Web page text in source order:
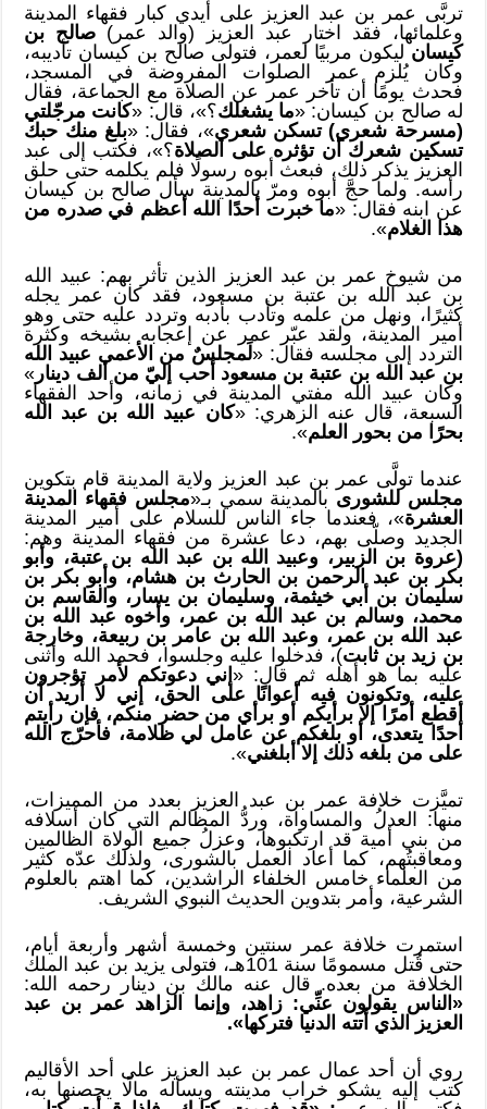
تربَّى عمر بن عبد العزيز على أيدي كبار فقهاء المدينة
وعلمائها، فقد اختار عبد العزيز (والد عمر) صالح بن
كيسان ليكون مربيًا لعمر، فتولى صالح بن كيسان تأديبه،
وكان يُلزم عمر الصلوات المفروضة في المسجد،
فحدث يومًا أن تأخر عمر عن الصلاة مع الجماعة، فقال
له صالح بن كيسان: «ما يشغلك؟»، قال: «كانت مرجّلتي
(مسرحة شعري) تسكن شعري»، فقال: «بلغ منك حبك
تسكين شعرك أن تؤثره على الصلاة؟»، فكتب إلى عبد
العزيز يذكر ذلك، فبعث أبوه رسولًا فلم يكلمه حتى حلق
رأسه. ولما حجَّ أبوه ومرّ بالمدينة سأل صالح بن كيسان
عن ابنه فقال: «ما خبرت أحدًا الله أعظم في صدره من
هذا الغلام».
من شيوخ عمر بن عبد العزيز الذين تأثر بهم: عبيد الله
بن عبد الله بن عتبة بن مسعود، فقد كان عمر يجله
كثيرًا، ونهل من علمه وتأدب بأدبه وتردد عليه حتى وهو
أمير المدينة، ولقد عبّر عمر عن إعجابه بشيخه وكثرة
التردد إلى مجلسه فقال: «لَمجلسٌ من الأعمى عبيد الله
بن عبد الله بن عتبة بن مسعود أحب إليّ من ألف دينار »
وكان عبيد الله مفتي المدينة في زمانه، وأحد الفقهاء
السبعة، قال عنه الزهري: «كان عبيد الله بن عبد الله
بحرًا من بحور العلم».
عندما تولَّى عمر بن عبد العزيز ولاية المدينة قام بتكوين
مجلس للشورىبالمدينة سمي بـ«مجلس فقهاء المدينة
العشرة»، فعندما جاء الناس للسلام على أمير المدينة
الجديد وصلّى بهم، دعا عشرة من فقهاء المدينة وهم:
(عروة بن الزبير، وعبيد الله بن عبد الله بن عتبة، وأبو
بكر بن عبد الرحمن بن الحارث بن هشام، وأبو بكر بن
سليمان بن أبي خيثمة، وسليمان بن يسار، والقاسم بن
محمد، وسالم بن عبد الله بن عمر، وأخوه عبد الله بن
عبد الله بن عمر، وعبد الله بن عامر بن ربيعة، وخارجة
بن زيد بن ثابت)، فدخلوا عليه وجلسوا، فحمد الله وأثنى
عليه بما هو أهله ثم قال: «إني دعوتكم لأمر تؤجرون
عليه، وتكونون فيه أعوانًا على الحق، إني لا أريد أن
أقطع أمرًا إلا برأيكم أو برأي من حضر منكم، فإن رأيتم
أحدًا يتعدى، أو بلغكم عن عامل لي ظلامة، فأحرّج الله
على من بلغه ذلك إلا أبلغني».
تميَّزت خلافة عمر بن عبد العزيز بعدد من المميزات،
منها: العدلُ والمساواة، وردُّ المظالم التي كان أسلافه
من بني أمية قد ارتكبوها، وعزلُ جميع الولاة الظالمين
ومعاقبتُهم، كما أعاد العمل بالشورى، ولذلك عدّه كثير
من العلماء خامس الخلفاء الراشدين، كما اهتم بالعلوم
الشرعية، وأمر بتدوين الحديث النبوي الشريف.
استمرت خلافة عمر سنتين وخمسة أشهر وأربعة أيام،
حتى قُتل مسمومًا سنة 101هـ، فتولى يزيد بن عبد الملك
الخلافة من بعده. قال عنه مالك بن دينار رحمه الله:
«الناس يقولون عنِّي: زاهد، وإنما الزاهد عمر بن عبد
العزيز الذي أتته الدنيا فتركها».
روي أن أحد عمال عمر بن عبد العزيز على أحد الأقاليم
كتب إليه يشكو خراب مدينته ويسأله مالًا يحصنها به،